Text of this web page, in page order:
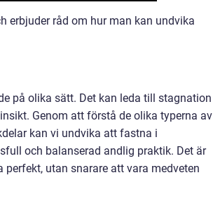
erbjuder råd om hur man kan undvika
på olika sätt. Det kan leda till stagnation
Genom att förstå de olika typerna av
kan vi undvika att fastna i
och balanserad andlig praktik. Det är
utan snarare att vara medveten